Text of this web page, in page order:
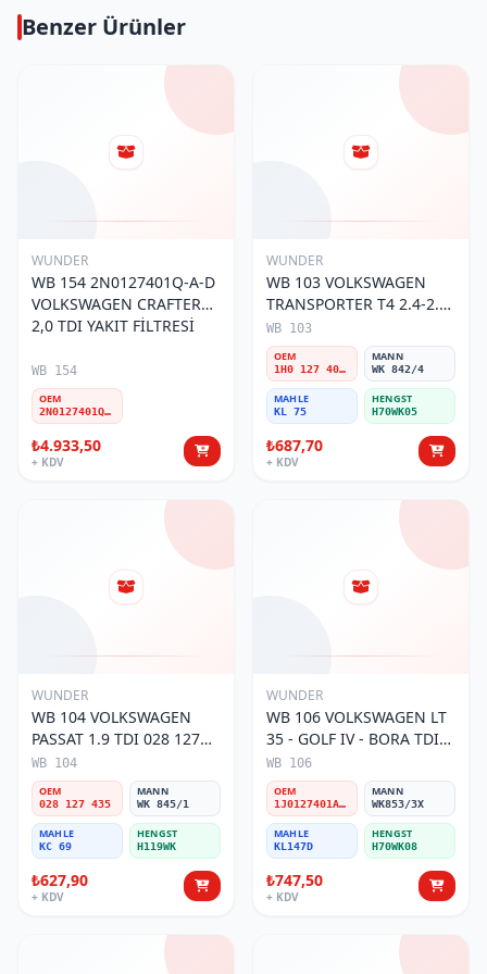
Benzer Ürünler
WUNDER
WB 154 2N0127401Q-A-D
VOLKSWAGEN CRAFTER
2,0 TDI YAKIT FİLTRESİ
WB 154
OEM
2N0127401Q-A-D
₺4.933,50
+ KDV
WUNDER
WB 103 VOLKSWAGEN
TRANSPORTER T4 2.4-2.5
MOTOR- CADDY E.M 1H0
127 401 C Yakıt/Mazot
Filtresi
WB 103
OEM
1H0 127 401 C
MANN
WK 842/4
MAHLE
KL 75
HENGST
H70WK05
₺687,70
+ KDV
WUNDER
WB 104 VOLKSWAGEN
PASSAT 1.9 TDI 028 127
435 Yakıt/Mazot Filtresi
WB 104
OEM
028 127 435
MANN
WK 845/1
MAHLE
KC 69
HENGST
H119WK
₺627,90
+ KDV
WUNDER
WB 106 VOLKSWAGEN LT
35 - GOLF IV - BORA TDI
1J0 127 401 Yakıt/Mazot
Filtresi
WB 106
OEM
1J0127401A/2D0127399/1J0127399A
MANN
WK853/3X
MAHLE
KL147D
HENGST
H70WK08
₺747,50
+ KDV